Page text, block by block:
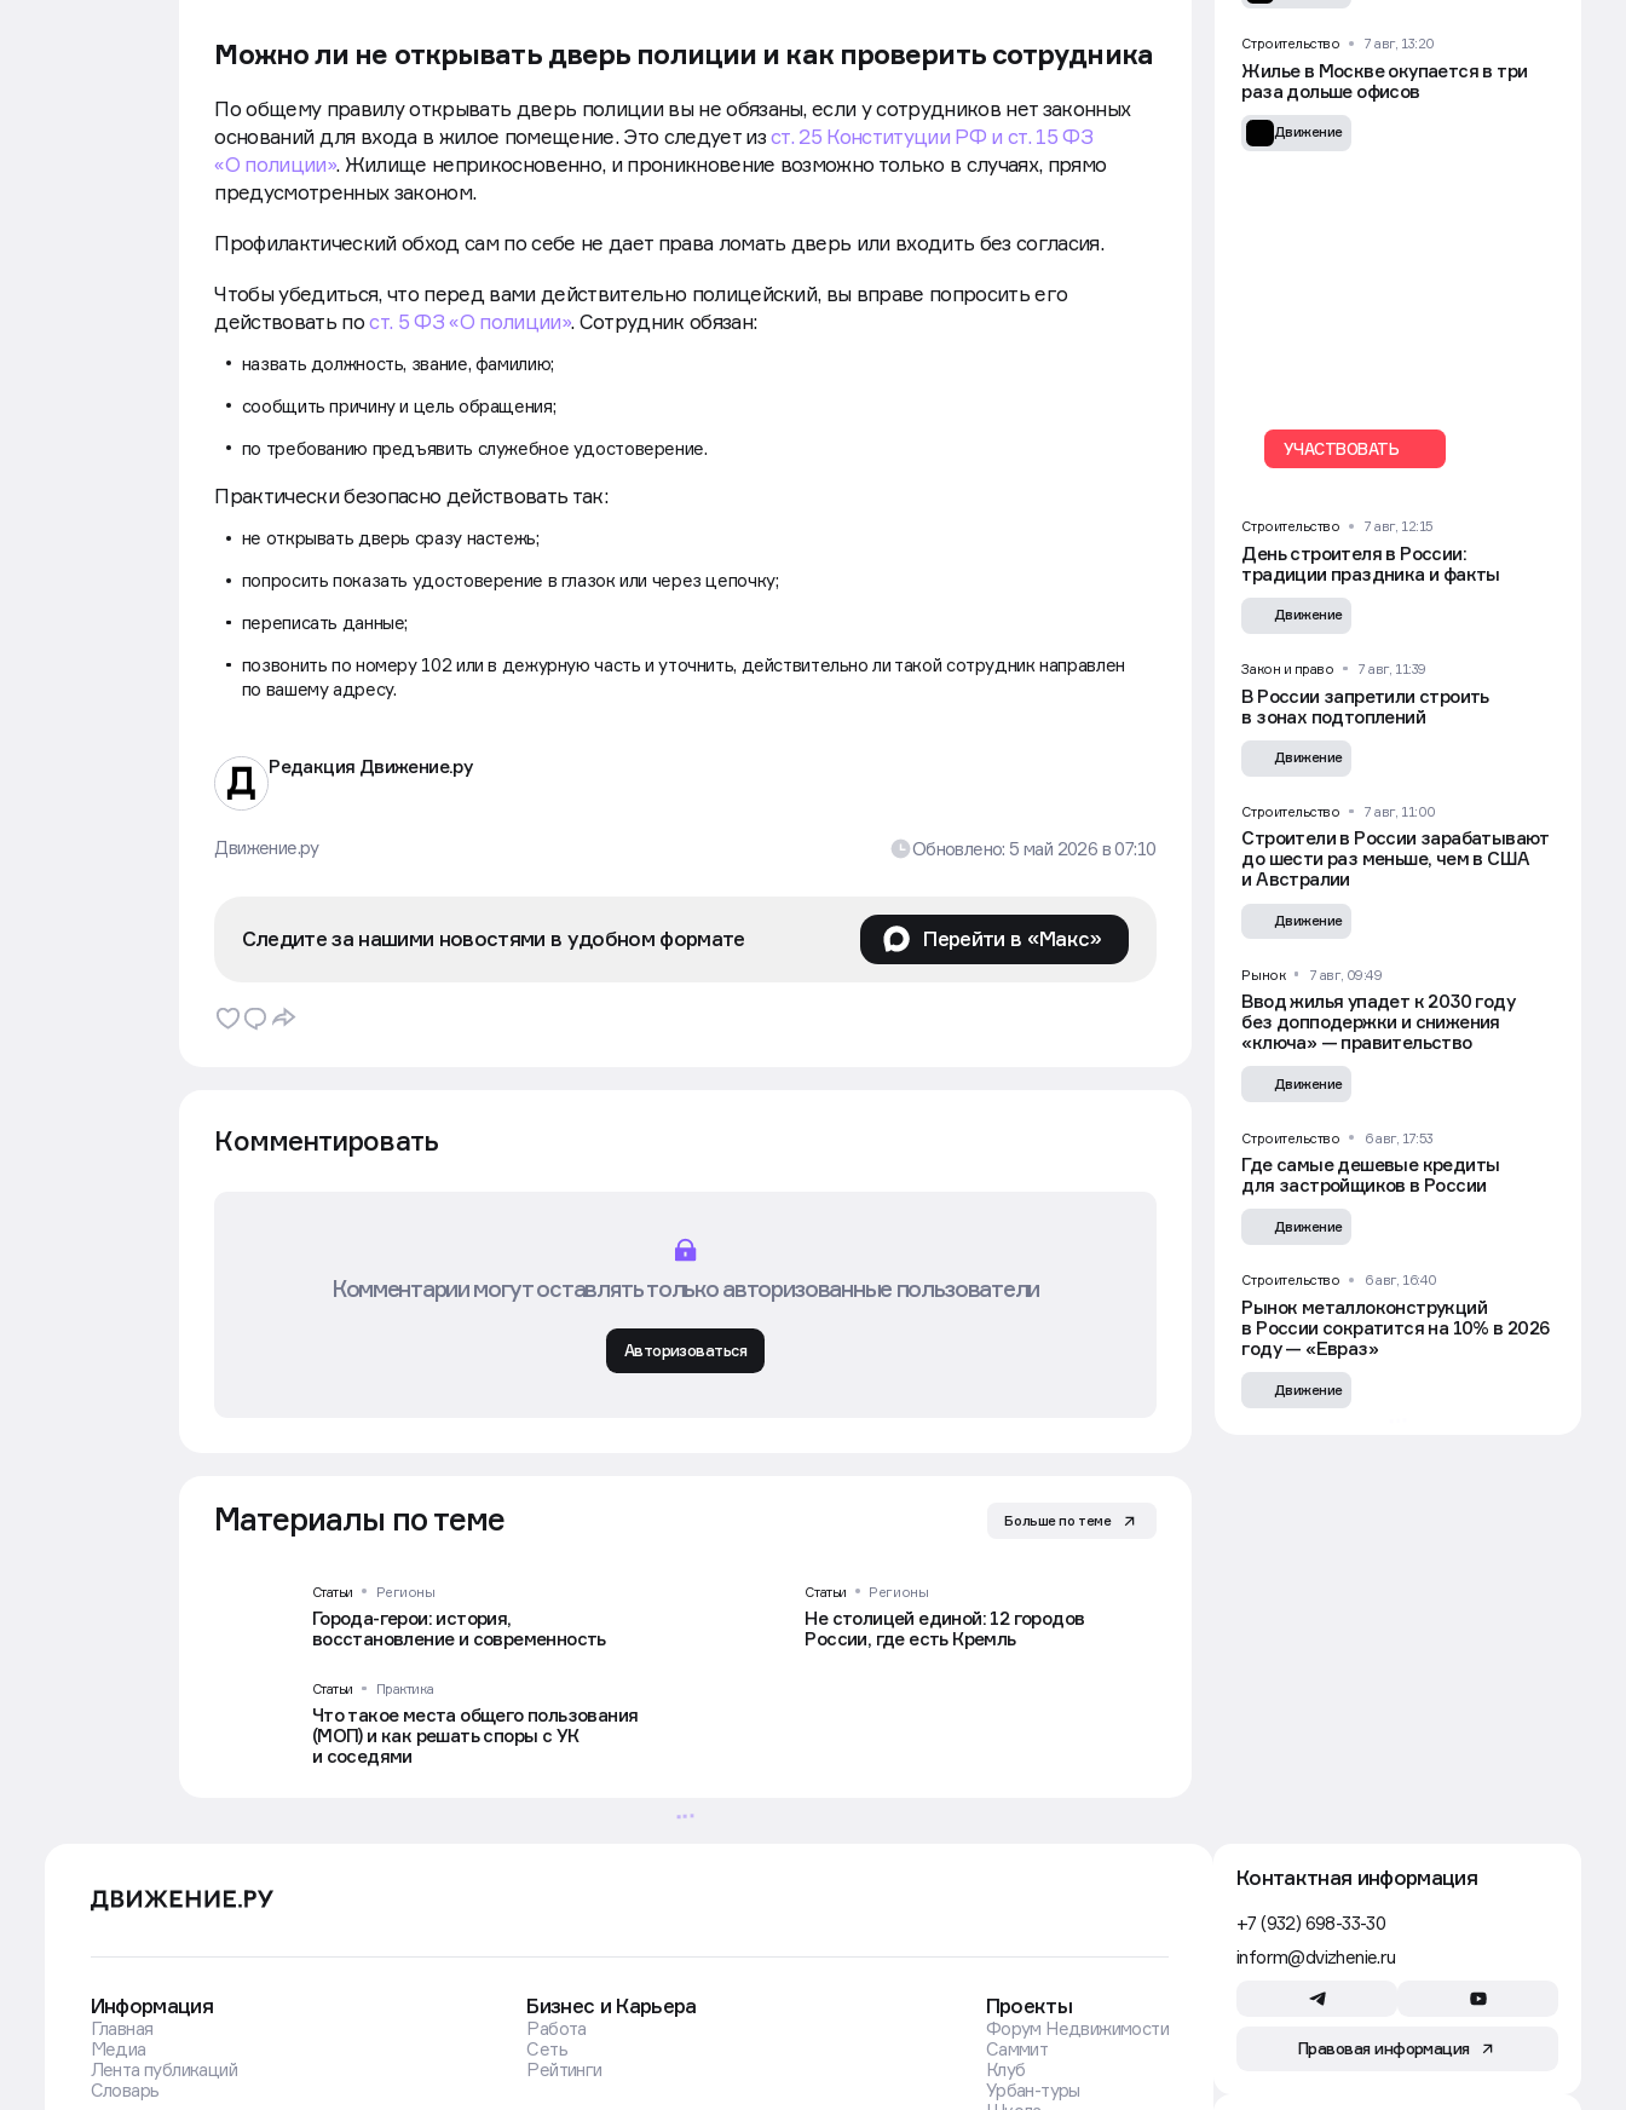
Можно ли не открывать дверь полиции и как проверить сотрудника
По общему правилу открывать дверь полиции вы не обязаны, если у сотрудников нет законных
оснований для входа в жилое помещение. Это следует изст. 25 Конституции РФ и ст. 15 ФЗ
«О полиции». Жилище неприкосновенно, и проникновение возможно только в случаях, прямо
предусмотренных законом.
Профилактический обход сам по себе не дает права ломать дверь или входить без согласия.
Чтобы убедиться, что перед вами действительно полицейский, вы вправе попросить его
действовать пост. 5 ФЗ «О полиции». Сотрудник обязан:
назвать должность, звание, фамилию;
сообщить причину и цель обращения;
по требованию предъявить служебное удостоверение.
Практически безопасно действовать так:
не открывать дверь сразу настежь;
попросить показать удостоверение в глазок или через цепочку;
переписать данные;
позвонить по номеру 102 или в дежурную часть и уточнить, действительно ли такой сотрудник направлен
по вашему адресу.
Редакция Движение.ру
Движение.ру Обновлено: 5 май 2026 в07:10
Следите за нашими новостями в удобном формате Перейти в «Макс»
Комментировать
Комментарии могут оставлять только авторизованные пользователи
Авторизоваться
Материалы по теме Больше по теме
Статьи Регионы
Города-герои: история,
восстановление и современность
Статьи Регионы
Не столицей единой: 12 городов
России, где есть Кремль
Статьи Практика
Что такое места общего пользования
(МОП) и как решать споры с УК
и соседями
Строительство 7 авг, 13:20
Жилье в Москве окупается в три
раза дольше офисов
Движение
УЧАСТВОВАТЬ
Строительство 7 авг, 12:15
День строителя в России:
традиции праздника и факты
Движение
Закон и право 7 авг, 11:39
В России запретили строить
в зонах подтоплений
Движение
Строительство 7 авг, 11:00
Строители в России зарабатывают
до шести раз меньше, чем в США
и Австралии
Движение
Рынок 7 авг, 09:49
Ввод жилья упадет к 2030 году
без допподержки и снижения
«ключа» — правительство
Движение
Строительство 6 авг, 17:53
Где самые дешевые кредиты
для застройщиков в России
Движение
Строительство 6 авг, 16:40
Рынок металлоконструкций
в России сократится на 10% в 2026
году — «Евраз»
Движение
Информация
Главная
Медиа
Лента публикаций
Словарь
Бизнес и Карьера
Работа
Сеть
Рейтинги
Проекты
Форум Недвижимости
Саммит
Клуб
Урбан-туры
Контактная информация
+7 (932) 698-33-30
inform@dvizhenie.ru
Правовая информация